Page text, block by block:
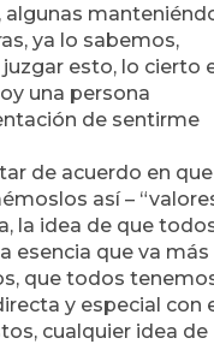
algunas
ya lo sabemos,
esto, lo cierto
una persona
de sentirme
de acuerdo en
así –
la idea de que
esencia que va más
que todos
y especial con
cualquier idea de